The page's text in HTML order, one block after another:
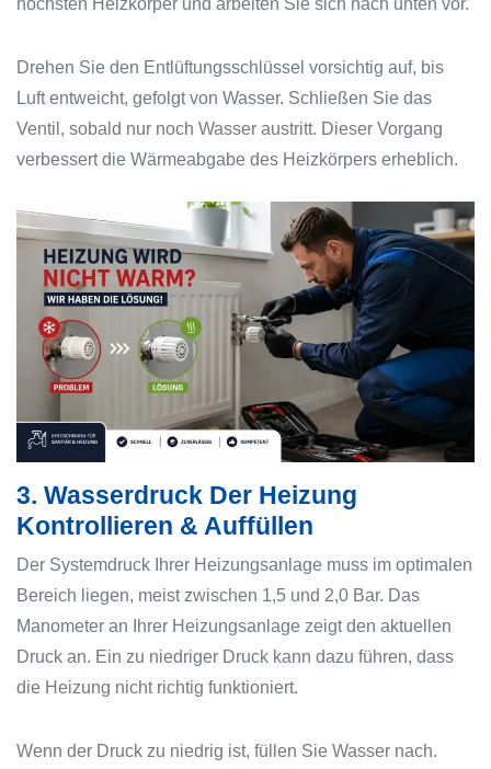
höchsten Heizkörper und arbeiten Sie sich nach unten vor.
Drehen Sie den Entlüftungsschlüssel vorsichtig auf, bis
Luft entweicht, gefolgt von Wasser. Schließen Sie das
Ventil, sobald nur noch Wasser austritt. Dieser Vorgang
verbessert die Wärmeabgabe des Heizkörpers erheblich.
3. Wasserdruck Der Heizung
Kontrollieren & Auffüllen
Der Systemdruck Ihrer Heizungsanlage muss im optimalen
Bereich liegen, meist zwischen 1,5 und 2,0 Bar. Das
Manometer an Ihrer Heizungsanlage zeigt den aktuellen
Druck an. Ein zu niedriger Druck kann dazu führen, dass
die Heizung nicht richtig funktioniert.
Wenn der Druck zu niedrig ist, füllen Sie Wasser nach.